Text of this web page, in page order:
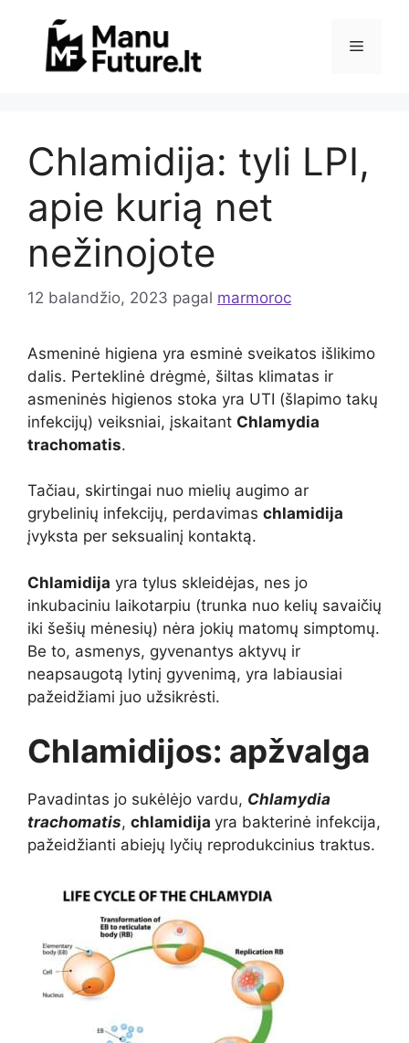
Meniu
Chlamidija: tyli LPI,
apie kurią net
nežinojote
12 balandžio, 2023 pagal marmoroc
Asmeninė higiena yra esminė sveikatos išlikimo
dalis. Perteklinė drėgmė, šiltas klimatas ir
asmeninės higienos stoka yra UTI (šlapimo takų
infekcijų) veiksniai, įskaitant Chlamydia
trachomatis.
Tačiau, skirtingai nuo mielių augimo ar
grybelinių infekcijų, perdavimas chlamidija
įvyksta per seksualinį kontaktą.
Chlamidija yra tylus skleidėjas, nes jo
inkubaciniu laikotarpiu (trunka nuo kelių savaičių
iki šešių mėnesių) nėra jokių matomų simptomų.
Be to, asmenys, gyvenantys aktyvų ir
neapsaugotą lytinį gyvenimą, yra labiausiai
pažeidžiami juo užsikrėsti.
Chlamidijos: apžvalga
Pavadintas jo sukėlėjo vardu, Chlamydia
trachomatis, chlamidija yra bakterinė infekcija,
pažeidžianti abiejų lyčių reprodukcinius traktus.